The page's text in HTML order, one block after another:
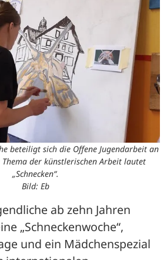
beteiligt sich die Offene Jugendarbeit an
Thema der künstlerischen Arbeit lautet
„Schnecken“.
Bild: Eb
ab zehn Jahren
„Schneckenwoche“,
und ein Mädchenspezial